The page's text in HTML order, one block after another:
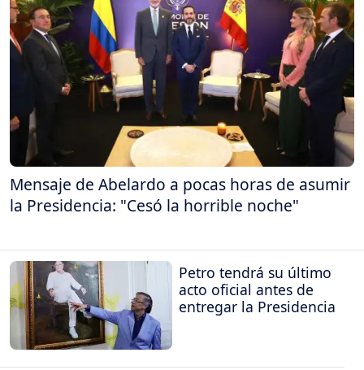
Mensaje de Abelardo a pocas horas de asumir
la Presidencia: "Cesó la horrible noche"
Petro tendrá su último
acto oficial antes de
entregar la Presidencia